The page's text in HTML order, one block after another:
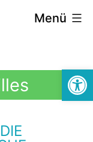
Menü